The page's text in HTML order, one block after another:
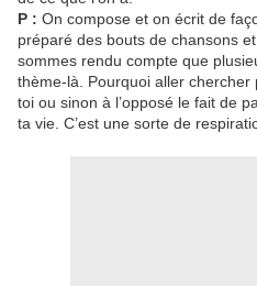
P : On compose et on écrit de
préparé des bouts de chansons
sommes rendu compte que
thème-là. Pourquoi aller
toi ou sinon à l’opposé le fait de
ta vie. C’est une sorte de